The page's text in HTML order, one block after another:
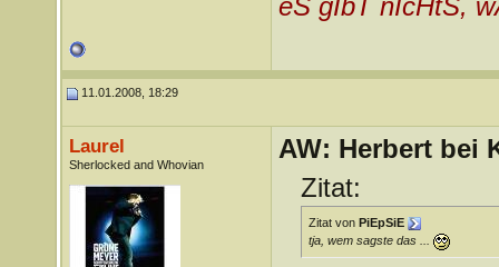
eS gIbT nIcHtS,
11.01.2008, 18:29
Laurel
Sherlocked and Whovian
AW: Herbert bei
Zitat:
Zitat von PiEpSiE
tja, wem sagste das ...